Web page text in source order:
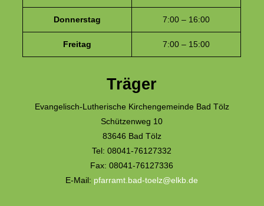
Donnerstag 7:00 – 16:00
Freitag 7:00 – 15:00
Träger
Evangelisch-Lutherische Kirchengemeinde Bad Tölz
Schützenweg 10
83646 Bad Tölz
Tel: 08041-76127332
Fax: 08041-76127336
E-Mail: pfarramt.bad-toelz@elkb.de